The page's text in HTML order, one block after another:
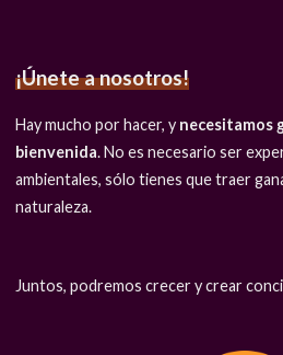
¡Únete a nosotros!
Hay mucho por hacer, y necesitamos
bienvenida. No es necesario ser
ambientales, sólo tienes que traer
naturaleza.
Juntos, podremos crecer y crear